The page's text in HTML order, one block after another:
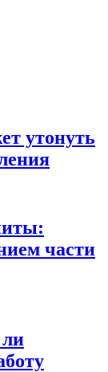
утонуть
части